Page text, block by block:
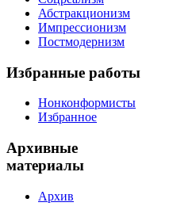
Абстракционизм
Импрессионизм
Постмодернизм
Избранные работы
Нонконформисты
Избранное
Архивные
материалы
Архив